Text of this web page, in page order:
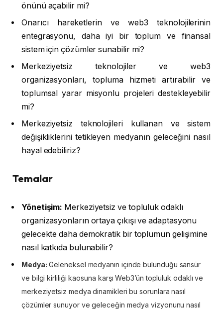
önünü açabilir mi?
Onarıcı hareketlerin ve web3 teknolojilerinin
entegrasyonu, daha iyi bir toplum ve finansal
sistem için çözümler sunabilir mi?
Merkeziyetsiz teknolojiler ve web3
organizasyonları, topluma hizmeti artırabilir ve
toplumsal yarar misyonlu projeleri destekleyebilir
mi?
Merkeziyetsiz teknolojileri kullanan ve sistem
değişikliklerini tetikleyen medyanın geleceğini nasıl
hayal edebiliriz?
Temalar
Yönetişim: Merkeziyetsiz ve topluluk odaklı
organizasyonların ortaya çıkışı ve adaptasyonu
gelecekte daha demokratik bir toplumun gelişimine
nasıl katkıda bulunabilir?
Medya: Geleneksel medyanın içinde bulunduğu sansür
ve bilgi kirliliği kaosuna karşı Web3’ün topluluk odaklı ve
merkeziyetsiz medya dinamikleri bu sorunlara nasıl
çözümler sunuyor ve geleceğin medya vizyonunu nasıl